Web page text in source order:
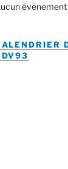
évènement